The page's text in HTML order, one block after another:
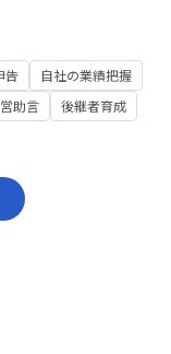
告
自社の業績把握
助言
後継者育成